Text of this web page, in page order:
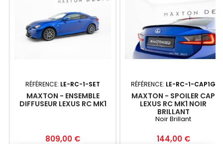
RÉFÉRENCE: LE-RC-1-SET
MAXTON - ENSEMBLE
DIFFUSEUR LEXUS RC MK1
Prix
809,00 €
RÉFÉRENCE: LE-RC-1-CAP1G
MAXTON - SPOILER CAP
LEXUS RC MK1 NOIR
BRILLANT
Noir Brillant
Prix
144,00 €